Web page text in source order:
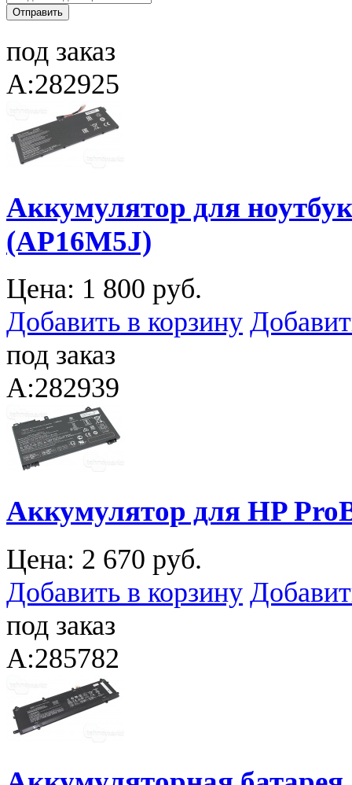
под заказ
A:282925
Аккумулятор для
(AP16M5J)
Цена: 1 800 руб.
Добавить в корзину
под заказ
A:282939
Аккумулятор для HP
Цена: 2 670 руб.
Добавить в корзину
под заказ
A:285782